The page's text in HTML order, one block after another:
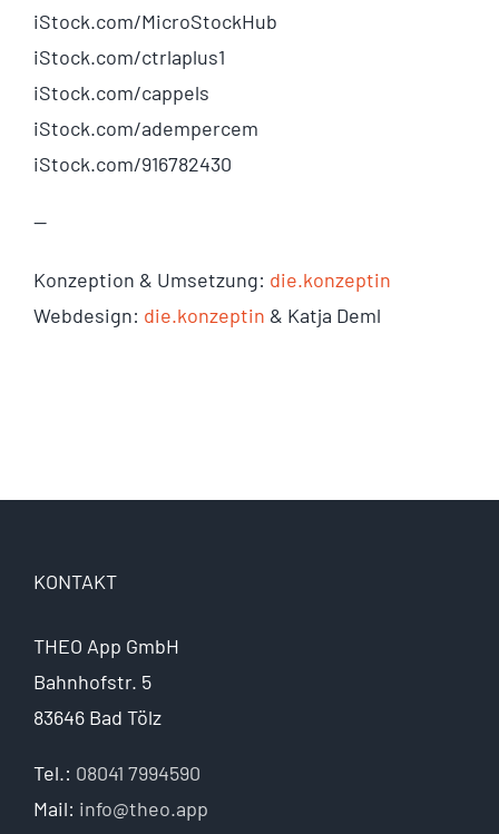
iStock.com/MicroStockHub
iStock.com/ctrlaplus1
iStock.com/cappels
iStock.com/adempercem
iStock.com/916782430
—
Konzeption & Umsetzung: die.konzeptin
Webdesign: die.konzeptin & Katja Deml
KONTAKT
THEO App GmbH
Bahnhofstr. 5
83646 Bad Tölz
Tel.: 08041 7994590
Mail: info@theo.app